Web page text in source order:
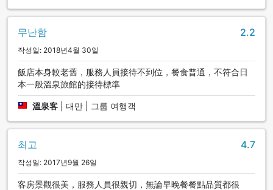
무난함 2.2
작성일: 2018년4월 30일
飯店本身較老舊，服務人員接待不到位，餐食普通，不符合日
本一般溫泉旅館的接待標準
溫泉客 대만 | 그룹 여행객
최고 4.7
작성일: 2017년9월 26일
客房景觀很美，服務人員很親切，無論早晚餐餐點品質都很